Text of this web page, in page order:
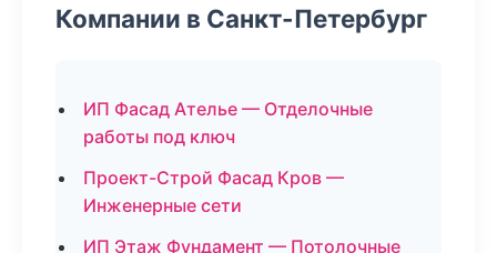
Компании в Санкт-Петербург
ИП Фасад Ателье — Отделочные
работы под ключ
Проект-Строй Фасад Кров —
Инженерные сети
ИП Этаж Фундамент — Потолочные